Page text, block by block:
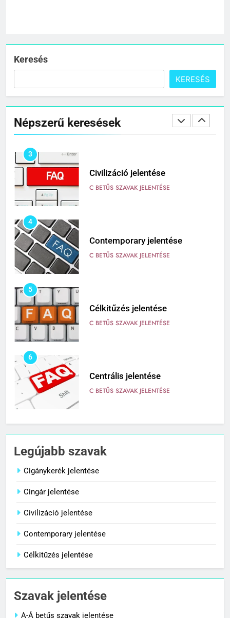
Keresés
KERESÉS
Népszerű keresések
2
Cingár jelentése
C BETŰS SZAVAK JELENTÉSE
3
Civilizáció jelentése
C BETŰS SZAVAK JELENTÉSE
4
Contemporary jelentése
C BETŰS SZAVAK JELENTÉSE
5
Célkitűzés jelentése
C BETŰS SZAVAK JELENTÉSE
6
Centrális jelentése
C BETŰS SZAVAK JELENTÉSE
7
Céltudatos jelentése
8
Centenárium jelentése
1
Cigánykerék jelentése
C BETŰS SZAVAK JELENTÉSE
Legújabb szavak
Cigánykerék jelentése
Cingár jelentése
Civilizáció jelentése
Contemporary jelentése
Célkitűzés jelentése
Szavak jelentése
A-Á betűs szavak jelentése